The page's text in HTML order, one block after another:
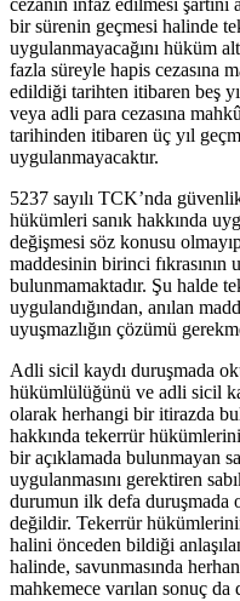
cezanın infaz edilmesi
bir sürenin geçmesi halinde
uygulanmayacağını hüküm
fazla süreyle hapis cezasına
edildiği tarihten itibaren beş
veya adli para cezasına
tarihinden itibaren üç yıl
uygulanmayacaktır.
5237 sayılı TCK’nda
hükümleri sanık hakkında
değişmesi söz konusu
maddesinin birinci fıkrasının
bulunmamaktadır. Şu halde
uygulandığından, anılan
uyuşmazlığın çözümü
Adli sicil kaydı duruşmada
hükümlülüğünü ve adli sicil
olarak herhangi bir itirazda
hakkında tekerrür
bir açıklamada bulunmayan
uygulanmasını gerektiren
durumun ilk defa duruşmada
değildir. Tekerrür
halini önceden bildiği
halinde, savunmasında
mahkemece varılan sonuç da